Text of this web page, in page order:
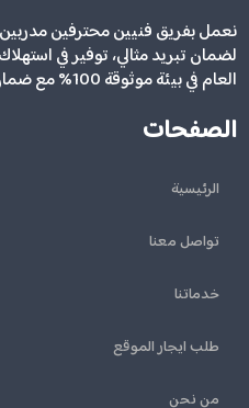
نعمل بفريق فنيين محترفين مدربين
لضمان تبريد مثالي، توفير في
العام في بيئة موثوقة 100% مع ضمان على الخدمات.
الصفحات
الرئيسية
تواصل معنا
خدماتنا
طلب ايجار الموقع
من نحن